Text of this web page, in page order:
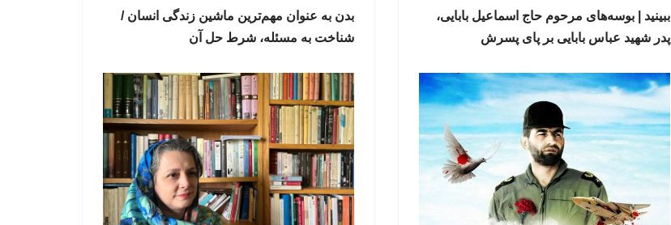
ببینید | بوسه‌های مرحوم حاج اسماعیل بابایی،
پدر شهید عباس بابایی بر پای پسرش
بدن به عنوان مهم‌ترین ماشین زندگی انسان /
شناخت به مسئله، شرط حل آن